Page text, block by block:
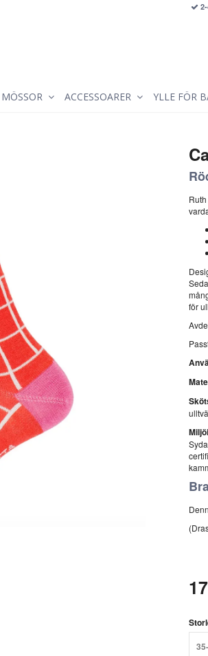
för
MÖSSOR ACCESSOARER YLLE FÖR